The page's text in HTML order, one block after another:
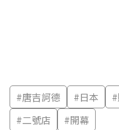
#唐吉訶德 #日本 #
#二號店 #開幕